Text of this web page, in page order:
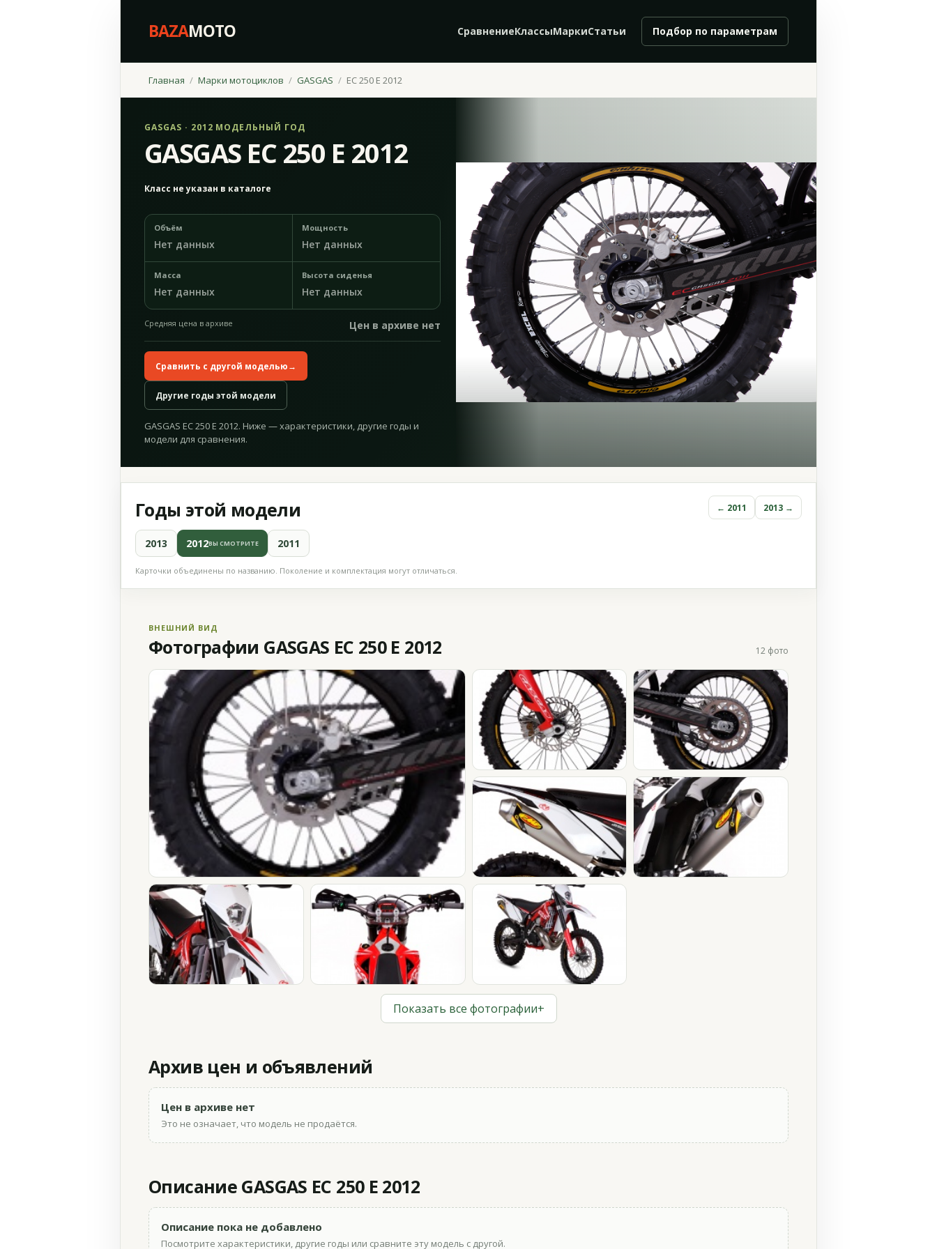
BAZAMOTO СравнениеКлассыМаркиСтатьи Подбор по параметрам
Главная Марки мотоциклов GASGAS EC 250 E 2012
GASGAS · 2012 МОДЕЛЬНЫЙ ГОД
GASGAS EC 250 E 2012
Класс не указан в каталоге
Объём
Нет данных
Мощность
Нет данных
Масса
Нет данных
Высота сиденья
Нет данных
Средняя цена в архиве Цен в архиве нет
Сравнить с другой моделью→
Другие годы этой модели
GASGAS EC 250 E 2012. Ниже — характеристики, другие годы и
модели для сравнения.
Годы этой модели ← 2011 2013 →
2013 2012ВЫ СМОТРИТЕ 2011
Карточки объединены по названию. Поколение и комплектация могут отличаться.
ВНЕШНИЙ ВИД
Фотографии GASGAS EC 250 E 2012 12 фото
Показать все фотографии+
Архив цен и объявлений
Цен в архиве нет
Это не означает, что модель не продаётся.
Описание GASGAS EC 250 E 2012
Описание пока не добавлено
Посмотрите характеристики, другие годы или сравните эту модель с другой.